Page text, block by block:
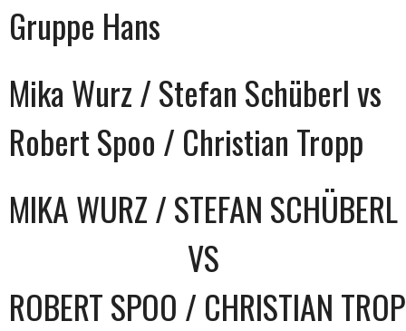
Gruppe Hans
Mika Wurz / Stefan Schüberl vs
Robert Spoo / Christian Tropp
MIKA WURZ / STEFAN SCHÜBERL
VS
ROBERT SPOO / CHRISTIAN